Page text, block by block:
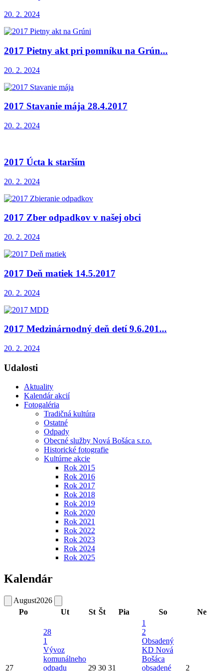
20. 2. 2024
2017 Pietny akt pri pomníku na Grún...
20. 2. 2024
2017 Stavanie mája 28.4.2017
20. 2. 2024
2017 Úcta k starším
20. 2. 2024
2017 Zber odpadkov v našej obci
20. 2. 2024
2017 Deň matiek 14.5.2017
20. 2. 2024
2017 Medzinárnodný deň detí 9.6.201...
20. 2. 2024
Udalosti
Aktuality
Kalendár akcií
Fotogaléria
Tradičná kultúra
Ostatné
Odpady
Obecné služby Nová Bošáca s.r.o.
Historické fotografie
Kultúrne akcie
Rok 2015
Rok 2016
Rok 2017
Rok 2018
Rok 2019
Rok 2020
Rok 2021
Rok 2022
Rok 2023
Rok 2024
Rok 2025
Kalendár
August2026
Po
Ut St Št Pia So Ne
27
28
1
Vývoz
komunálneho
odpadu
29 30 31
1
2
Obsadený
KD Nová
Bošáca
obsadené
2